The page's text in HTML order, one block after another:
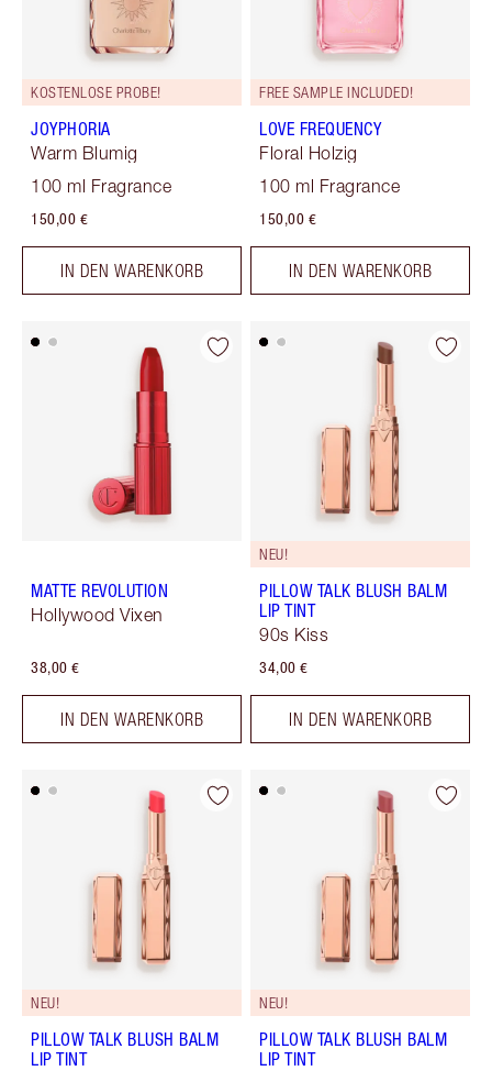
KOSTENLOSE PROBE!
JOYPHORIA
Warm Blumig
100 ml Fragrance
150,00 €
IN DEN WARENKORB
FREE SAMPLE INCLUDED!
LOVE FREQUENCY
Floral Holzig
100 ml Fragrance
150,00 €
IN DEN WARENKORB
MATTE REVOLUTION
Hollywood Vixen
38,00 €
IN DEN WARENKORB
NEU!
PILLOW TALK BLUSH BALM
LIP TINT
90s Kiss
34,00 €
IN DEN WARENKORB
NEU!
PILLOW TALK BLUSH BALM
LIP TINT
NEU!
PILLOW TALK BLUSH BALM
LIP TINT